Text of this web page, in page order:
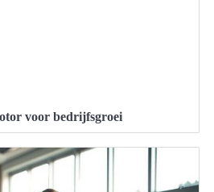
voor bedrijfsgroei